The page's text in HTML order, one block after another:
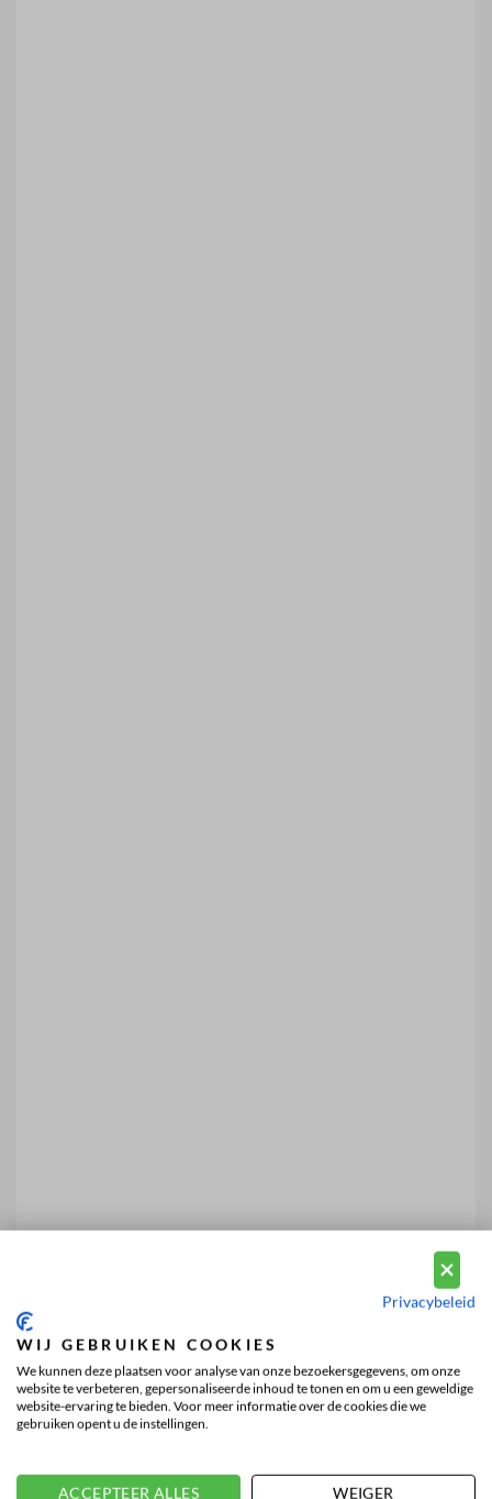
Privacybeleid
WIJ GEBRUIKEN COOKIES
We kunnen deze plaatsen voor analyse van onze bezoekersgegevens, om onze
website te verbeteren, gepersonaliseerde inhoud te tonen en om u een geweldige
website-ervaring te bieden. Voor meer informatie over de cookies die we
gebruiken opent u de instellingen.
ACCEPTEER ALLES WEIGER